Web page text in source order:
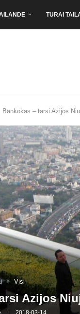
TURAI
Bankokas – tarsi Azijos
Visi
Azijos
2018-03-14